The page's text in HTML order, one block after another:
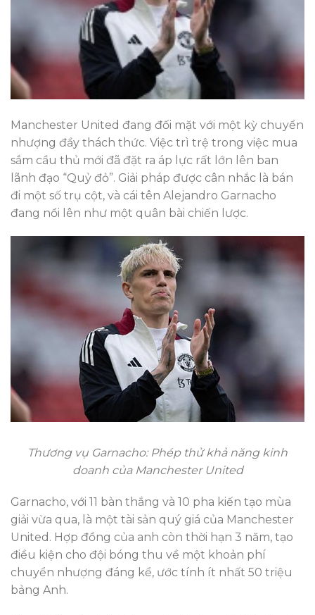
Manchester United đang đối mặt với một kỳ chuyển
nhượng đầy thách thức. Việc trì trệ trong việc mua
sắm cầu thủ mới đã đặt ra áp lực rất lớn lên ban
lãnh đạo “Quỷ đỏ”. Giải pháp được cân nhắc là bán
đi một số trụ cột, và cái tên Alejandro Garnacho
đang nổi lên như một quân bài chiến lược.
Thương vụ Garnacho: Phép thử khả năng kinh
doanh của Manchester United
Garnacho, với 11 bàn thắng và 10 pha kiến tạo mùa
giải vừa qua, là một tài sản quý giá của Manchester
United. Hợp đồng của anh còn thời hạn 3 năm, tạo
điều kiện cho đội bóng thu về một khoản phí
chuyển nhượng đáng kể, ước tính ít nhất 50 triệu
bảng Anh.